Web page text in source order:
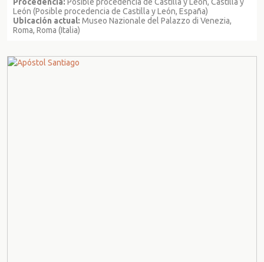
León (Posible procedencia de Castilla y León, España)
Ubicación actual: Museo Nazionale del Palazzo di Venezia,
Roma, Roma (Italia)